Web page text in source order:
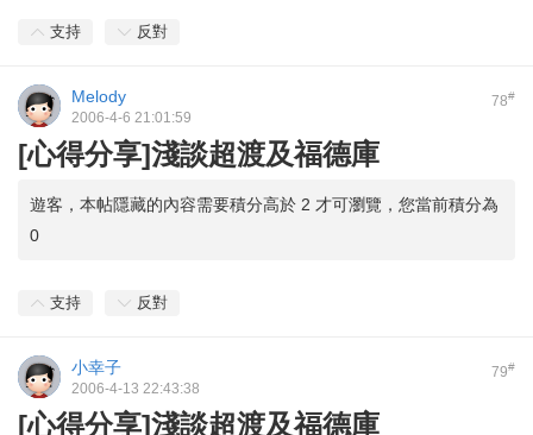
支持 反對
78#
Melody
2006-4-6 21:01:59
[心得分享]淺談超渡及福德庫
遊客，本帖隱藏的內容需要積分高於 2 才可瀏覽，您當前積分為
0
支持 反對
79#
小幸子
2006-4-13 22:43:38
[心得分享]淺談超渡及福德庫